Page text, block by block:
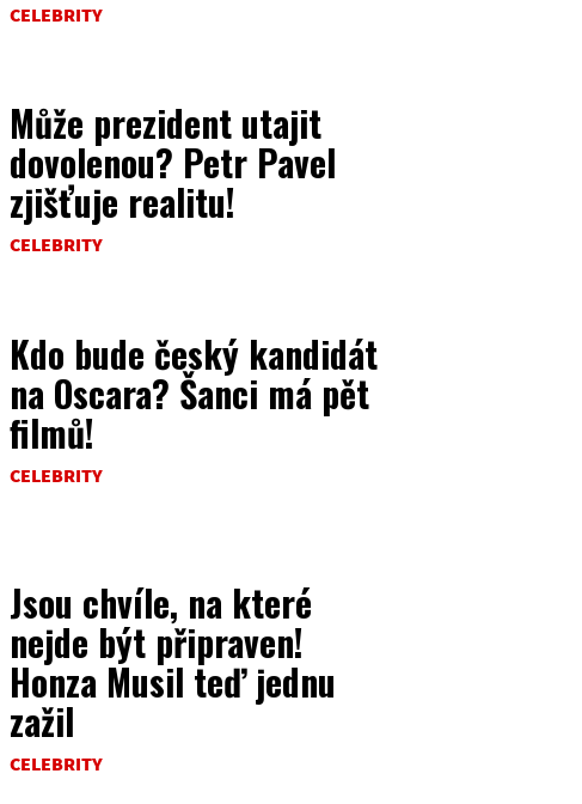
CELEBRITY
Může prezident utajit
dovolenou? Petr Pavel
zjišťuje realitu!
CELEBRITY
Kdo bude český kandidát
na Oscara? Šanci má pět
filmů!
CELEBRITY
Jsou chvíle, na které
nejde být připraven!
Honza Musil teď jednu
zažil
CELEBRITY